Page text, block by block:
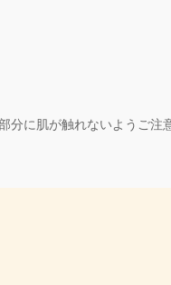
に肌が触れないようご注